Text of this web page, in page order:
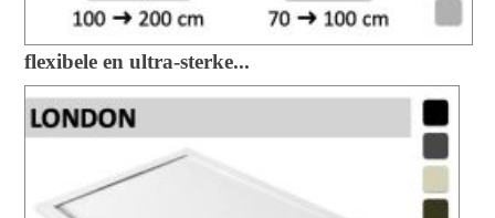
flexibele en ultra-sterke...